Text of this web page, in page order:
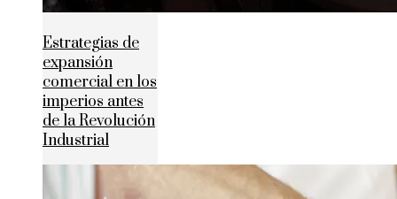
Estrategias de
expansión
comercial en los
imperios antes
de la Revolución
Industrial